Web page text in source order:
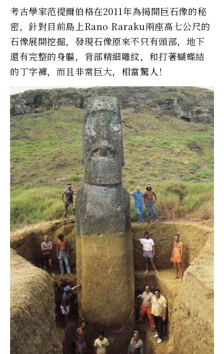
考古學家范提爾伯格在2011年為揭開巨石像的秘
密，針對目前島上Rano Raraku兩座高七公尺的
石像展開挖掘，發現石像原來不只有頭部，地下
還有完整的身軀，背部精細雕紋，和打著蝴蝶結
的丁字褲，而且非常巨大，相當驚人！